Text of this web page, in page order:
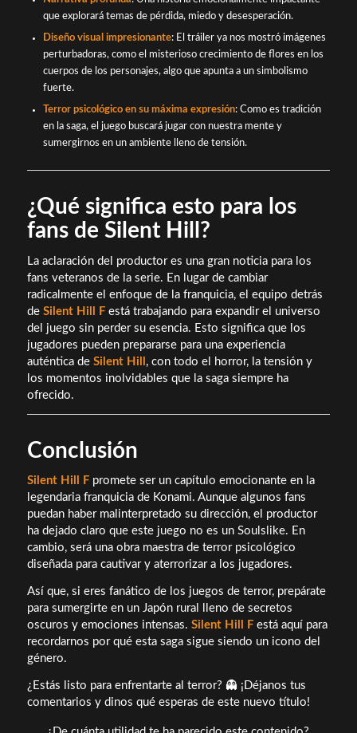
que explorará temas de pérdida, miedo y desesperación.
Diseño visual impresionante: El tráiler ya nos mostró imágenes
perturbadoras, como el misterioso crecimiento de flores en los
cuerpos de los personajes, algo que apunta a un simbolismo
fuerte.
Terror psicológico en su máxima expresión: Como es tradición
en la saga, el juego buscará jugar con nuestra mente y
sumergirnos en un ambiente lleno de tensión.
¿Qué significa esto para los
fans de Silent Hill?
La aclaración del productor es una gran noticia para los
fans veteranos de la serie. En lugar de cambiar
radicalmente el enfoque de la franquicia, el equipo detrás
de Silent Hill Festá trabajando para expandir el universo
del juego sin perder su esencia. Esto significa que los
jugadores pueden prepararse para una experiencia
auténtica de Silent Hill , con todo el horror, la tensión y
los momentos inolvidables que la saga siempre ha
ofrecido.
Conclusión
Silent Hill Fpromete ser un capítulo emocionante en la
legendaria franquicia de Konami. Aunque algunos fans
puedan haber malinterpretado su dirección, el productor
ha dejado claro que este juego no es un Soulslike. En
cambio, será una obra maestra de terror psicológico
diseñada para cautivar y aterrorizar a los jugadores.
Así que, si eres fanático de los juegos de terror, prepárate
para sumergirte en un Japón rural lleno de secretos
oscuros y emociones intensas. Silent Hill Festá aquí para
recordarnos por qué esta saga sigue siendo un icono del
género.
¿Estás listo para enfrentarte al terror? 👻 ¡Déjanos tus
comentarios y dinos qué esperas de este nuevo título!